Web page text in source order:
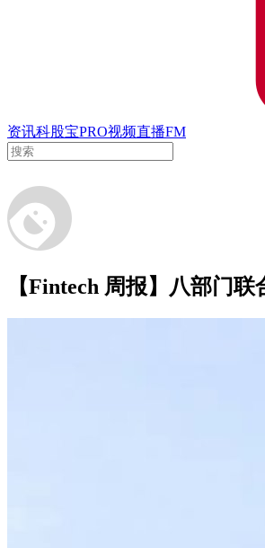
资讯科股宝PRO视频直播FM
【Fintech 周报】八部门